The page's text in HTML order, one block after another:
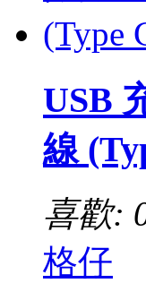
USB
線
喜歡:
格仔